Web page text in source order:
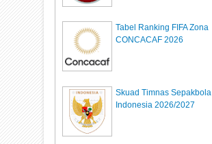
Tabel Ranking FIFA Zona
CONCACAF 2026
Skuad Timnas Sepakbola
Indonesia 2026/2027